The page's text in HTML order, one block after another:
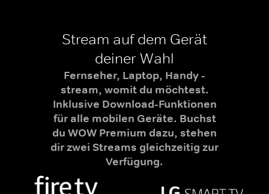
Stream auf dem Gerät
deiner Wahl
Fernseher, Laptop, Handy -
stream, womit du möchtest.
Inklusive Download-Funktionen
für alle mobilen Geräte. Buchst
du WOW Premium dazu, stehen
dir zwei Streams gleichzeitig zur
Verfügung.